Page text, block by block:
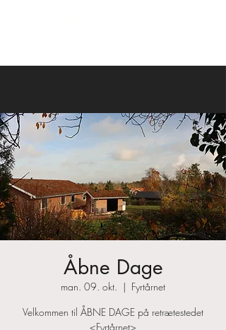
Åbne Dage
man. 09. okt.
  |
Fyrtårnet
Velkommen til ÅBNE DAGE på retrætestedet
<Fyrtårnet>